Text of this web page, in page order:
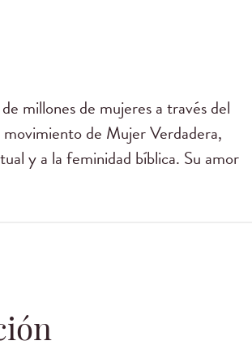
millones de mujeres a través del
de Mujer Verdadera,
y a la feminidad bíblica. Su amor